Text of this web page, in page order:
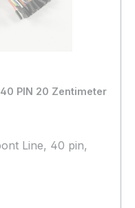
PIN 20 Zentimeter
Line, 40 pin,